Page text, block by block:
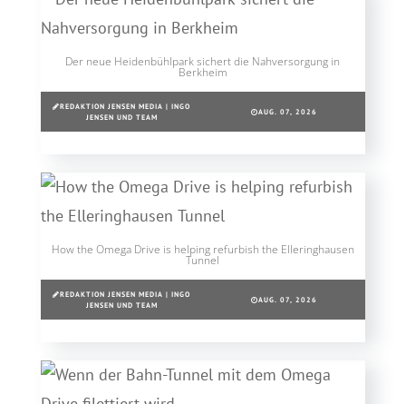
Der neue Heidenbühlpark sichert die Nahversorgung in
Berkheim
REDAKTION JENSEN MEDIA | INGO
JENSEN UND TEAM
AUG. 07, 2026
How the Omega Drive is helping refurbish the Elleringhausen
Tunnel
REDAKTION JENSEN MEDIA | INGO
JENSEN UND TEAM
AUG. 07, 2026